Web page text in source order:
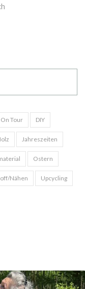
Tour DIY
Jahreszeiten
Ostern
Nähen Upcycling